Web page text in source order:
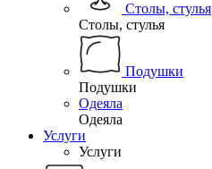
Столы, стулья
Столы, стулья
Подушки
Подушки
Одеяла
Одеяла
Услуги
Услуги